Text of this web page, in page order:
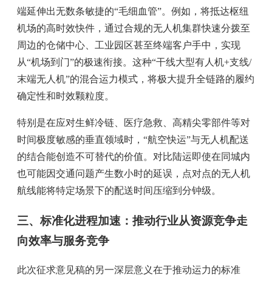
端延伸出无数条敏捷的“毛细血管”。例如，将抵达枢纽
机场的高时效快件，通过合规的无人机集群快速分拨至
周边的仓储中心、工业园区甚至终端客户手中，实现
从“机场到门”的极速衔接。这种“干线大型有人机+支线/
末端无人机”的混合运力模式，将极大提升全链路的履约
确定性和时效颗粒度。
特别是在应对生鲜冷链、医疗急救、高精尖零部件等对
时间极度敏感的垂直领域时，“航空快运”与无人机配送
的结合能创造不可替代的价值。对比陆运即使在同城内
也可能因交通问题产生数小时的延误，点对点的无人机
航线能将特定场景下的配送时间压缩到分钟级。
三、标准化进程加速：推动行业从资源竞争走
向效率与服务竞争
此次征求意见稿的另一深层意义在于推动运力的标准